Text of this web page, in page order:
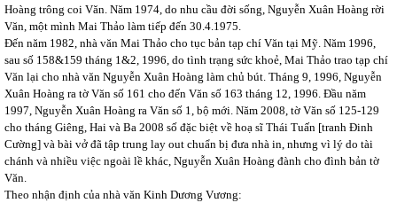
Hoàng trông coi Văn. Năm 1974, do nhu cầu đời sống, Nguyễn Xuân Hoàng rời
Văn, một mình Mai Thảo làm tiếp đến 30.4.1975.
Đến năm 1982, nhà văn Mai Thảo cho tục bản tạp chí Văn tại Mỹ. Năm 1996,
sau số 158&159 tháng 1&2, 1996, do tình trạng sức khoẻ, Mai Thảo trao tạp chí
Văn lại cho nhà văn Nguyễn Xuân Hoàng làm chủ bút. Tháng 9, 1996, Nguyễn
Xuân Hoàng ra tờ Văn số 161 cho đến Văn số 163 tháng 12, 1996. Đầu năm
1997, Nguyễn Xuân Hoàng ra Văn số 1, bộ mới. Năm 2008, tờ Văn số 125-129
cho tháng Giêng, Hai và Ba 2008 số đặc biệt về hoạ sĩ Thái Tuấn [tranh Đinh
Cường] và bài vở đã tập trung lay out chuẩn bị đưa nhà in, nhưng vì lý do tài
chánh và nhiều việc ngoài lề khác, Nguyễn Xuân Hoàng đành cho đình bản tờ
Văn.
Theo nhận định của nhà văn Kinh Dương Vương: